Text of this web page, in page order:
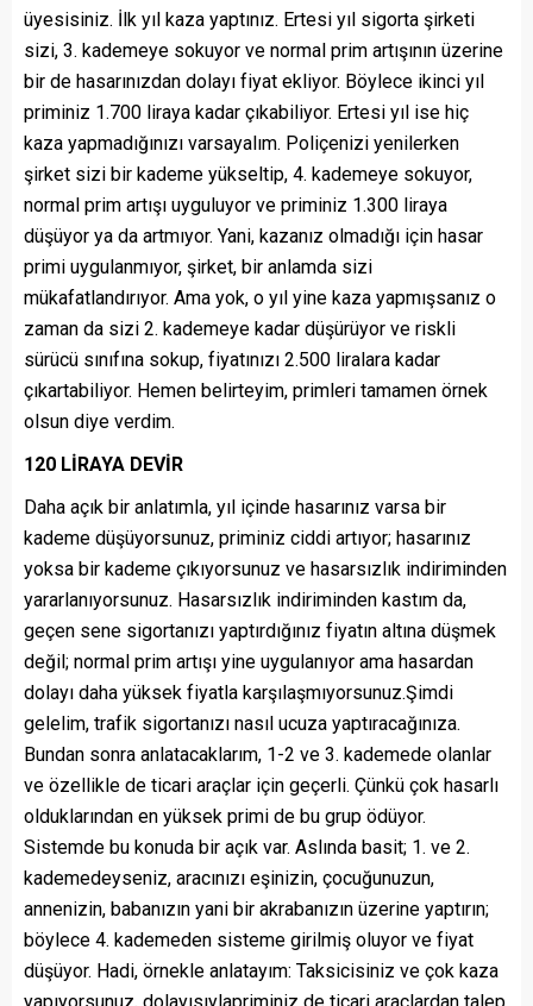
üyesisiniz. İlk yıl kaza yaptınız. Ertesi yıl sigorta şirketi
sizi, 3. kademeye sokuyor ve normal prim artışının üzerine
bir de hasarınızdan dolayı fiyat ekliyor. Böylece ikinci yıl
priminiz 1.700 liraya kadar çıkabiliyor. Ertesi yıl ise hiç
kaza yapmadığınızı varsayalım. Poliçenizi yenilerken
şirket sizi bir kademe yükseltip, 4. kademeye sokuyor,
normal prim artışı uyguluyor ve priminiz 1.300 liraya
düşüyor ya da artmıyor. Yani, kazanız olmadığı için hasar
primi uygulanmıyor, şirket, bir anlamda sizi
mükafatlandırıyor. Ama yok, o yıl yine kaza yapmışsanız o
zaman da sizi 2. kademeye kadar düşürüyor ve riskli
sürücü sınıfına sokup, fiyatınızı 2.500 liralara kadar
çıkartabiliyor. Hemen belirteyim, primleri tamamen örnek
olsun diye verdim.
120 LİRAYA DEVİR
Daha açık bir anlatımla, yıl içinde hasarınız varsa bir
kademe düşüyorsunuz, priminiz ciddi artıyor; hasarınız
yoksa bir kademe çıkıyorsunuz ve hasarsızlık indiriminden
yararlanıyorsunuz. Hasarsızlık indiriminden kastım da,
geçen sene sigortanızı yaptırdığınız fiyatın altına düşmek
değil; normal prim artışı yine uygulanıyor ama hasardan
dolayı daha yüksek fiyatla karşılaşmıyorsunuz.Şimdi
gelelim, trafik sigortanızı nasıl ucuza yaptıracağınıza.
Bundan sonra anlatacaklarım, 1-2 ve 3. kademede olanlar
ve özellikle de ticari araçlar için geçerli. Çünkü çok hasarlı
olduklarından en yüksek primi de bu grup ödüyor.
Sistemde bu konuda bir açık var. Aslında basit; 1. ve 2.
kademedeyseniz, aracınızı eşinizin, çocuğunuzun,
annenizin, babanızın yani bir akrabanızın üzerine yaptırın;
böylece 4. kademeden sisteme girilmiş oluyor ve fiyat
düşüyor. Hadi, örnekle anlatayım: Taksicisiniz ve çok kaza
yapıyorsunuz, dolayısıylapriminiz de ticari araçlardan talep